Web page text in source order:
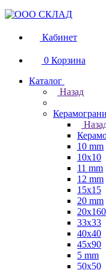
Кабинет
0 Корзина
Каталог
Назад
10 mm
10x10
11 mm
12 mm
15x15
20 mm
20х160
33x33
40х40
45x90
5 mm
50x50